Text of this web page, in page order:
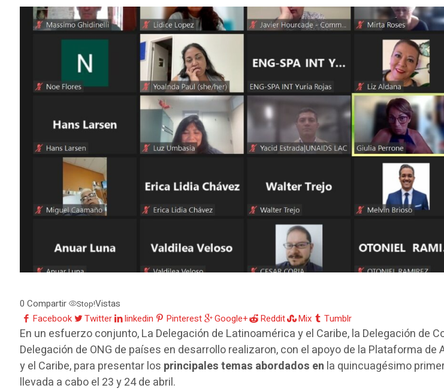
0Compartir Stop!Vistas
Facebook
Twitter linkedin Pinterest Google+ Reddit Mix Tumblr
En un esfuerzo conjunto, La Delegación de Latinoamérica y el Caribe, la Delegación de
Delegación de ONG de países en desarrollo realizaron, con el apoyo de la Plataforma
y el Caribe, para presentar los principales temas abordados en la quincuagésimo
llevada a cabo el 23 y 24 de abril.